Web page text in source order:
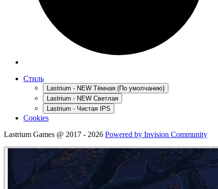
Стиль
Lastrium - NEW Тёмная (По умолчанию)
Lastrium - NEW Светлая
Lastrium - Чистая IPS
Cookies
Lastrium Games @ 2017 - 2026 Powered by Invision Community